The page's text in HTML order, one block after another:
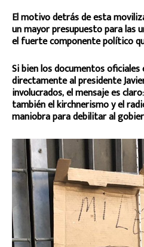
El motivo detrás de esta
un mayor presupuesto para las
el fuerte componente político
Si bien los documentos
directamente al presidente
involucrados, el mensaje es
también el kirchnerismo y el
maniobra para debilitar al